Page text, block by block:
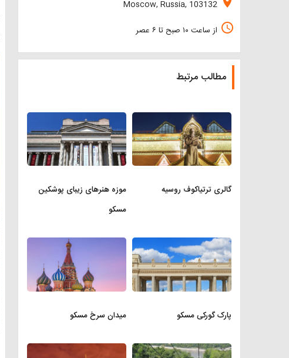
Moscow, Russia, 103132
access_time از ساعت ۱۰ صبح تا ۶ عصر
مطالب مرتبط
گالری ترتیاکوف روسیه
موزه هنرهای زیبای پوشکین
مسکو
پارک گورکی مسکو میدان سرخ مسکو